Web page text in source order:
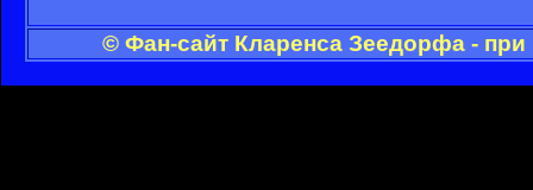
© Фан-сайт Кларенса Зеедорфа -